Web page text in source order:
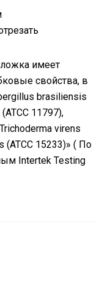
имеет
свойства, в
brasiliensis
11797),
virens
(ATCC 15233)» ( По
Intertek Testing